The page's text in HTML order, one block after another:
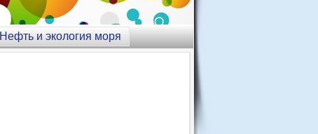
Нефть и экология моря